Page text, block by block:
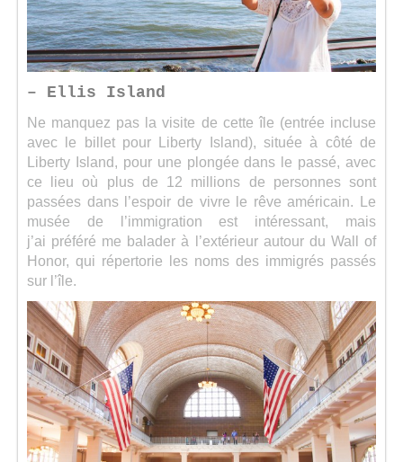
– Ellis Island
Ne manquez pas la visite de cette île (entrée incluse
avec le billet pour Liberty Island), située à côté de
Liberty Island, pour une plongée dans le passé, avec
ce lieu où plus de 12 millions de personnes sont
passées dans l’espoir de vivre le rêve américain. Le
musée de l’immigration est intéressant, mais
j’ai préféré me balader à l’extérieur autour du Wall of
Honor, qui répertorie les noms des immigrés passés
sur l’île.